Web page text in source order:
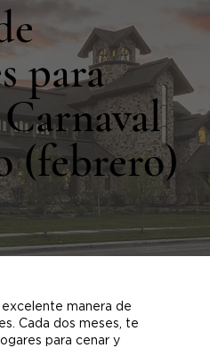
para
(febrero)
excelente manera de
Cada dos meses, te
para cenar y